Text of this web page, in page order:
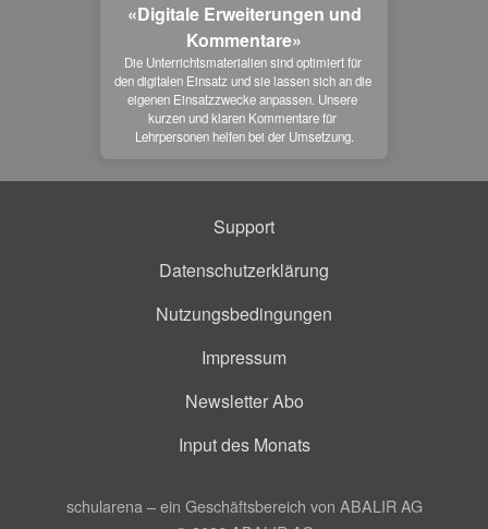
«Digitale Erweiterungen und
Kommentare»
Die Unterrichtsmaterialien sind optimiert für
den digitalen Einsatz und sie lassen sich an die
eigenen Einsatzzwecke anpassen. Unsere
kurzen und klaren Kommentare für
Lehrpersonen helfen bei der Umsetzung.
Support
Datenschutzerklärung
Nutzungsbedingungen
Impressum
Newsletter Abo
Input des Monats
schularena – ein Geschäftsbereich von ABALIR AG